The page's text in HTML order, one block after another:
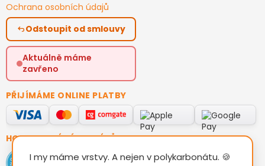
Ochrana osobních údajů
Odstoupit od smlouvy
Aktuálně máme
zavřeno
PŘIJÍMÁME ONLINE PLATBY
HODNOCENÍ ZÁKAZNÍKŮ
I my máme vrstvy. A nejen v polykarbonátu. 🍪